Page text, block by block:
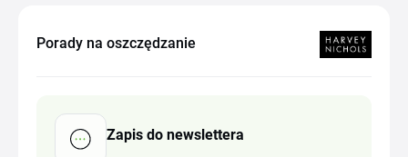
Porady na oszczędzanie
Zapis do newslettera